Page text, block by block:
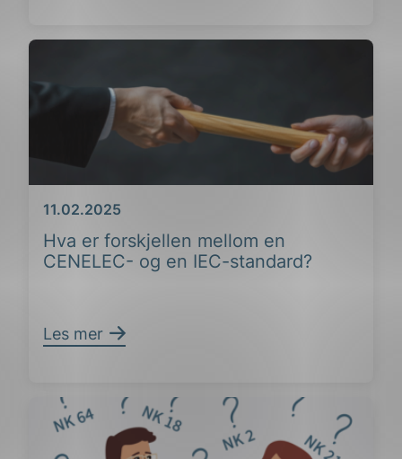
Hva er forskjellen mellom en
CENELEC- og en IEC-standard?
Dato
11.02.2025
Les mer